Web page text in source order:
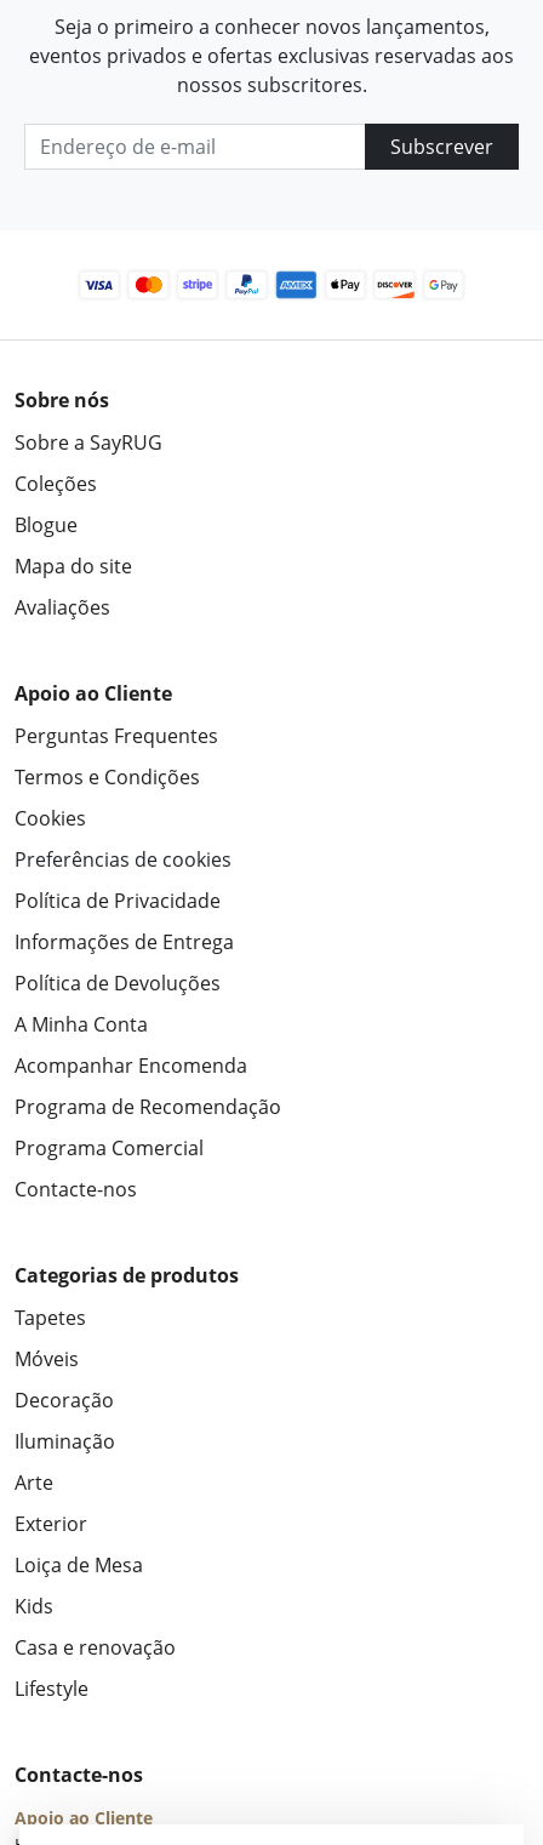
Seja o primeiro a conhecer novos lançamentos,
eventos privados e ofertas exclusivas reservadas aos
nossos subscritores.
Subscrever
Sobre nós
Sobre a SayRUG
Coleções
Blogue
Mapa do site
Avaliações
Apoio ao Cliente
Perguntas Frequentes
Termos e Condições
Cookies
Preferências de cookies
Política de Privacidade
Informações de Entrega
Política de Devoluções
A Minha Conta
Acompanhar Encomenda
Programa de Recomendação
Programa Comercial
Contacte-nos
Categorias de produtos
Tapetes
Móveis
Decoração
Iluminação
Arte
Exterior
Loiça de Mesa
Kids
Casa e renovação
Lifestyle
Contacte-nos
Apoio ao Cliente